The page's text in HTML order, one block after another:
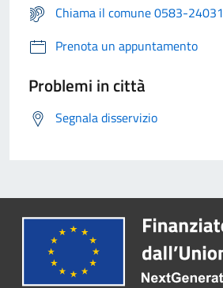
Chiama il comune 0583-24031
Prenota un appuntamento
Problemi in città
Segnala disservizio